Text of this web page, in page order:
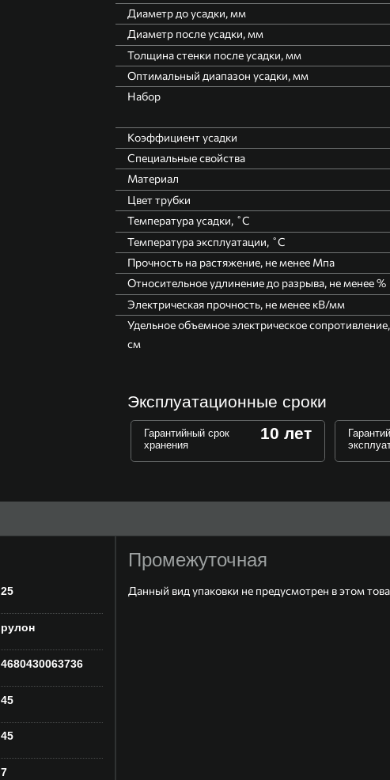
Диаметр до усадки, мм
Диаметр после усадки, мм
Толщина стенки после усадки, мм
Оптимальный диапазон усадки, мм
Набор
Коэффициент усадки
Специальные свойства
Материал
Цвет трубки
Температура усадки, ˚С
Температура эксплуатации, ˚С
Прочность на растяжение, не менее Мпа
Относительное удлинение до разрыва, не менее %
Электрическая прочность, не менее кВ/мм
Удельное объемное электрическое
см
Эксплуатационные сроки
Гарантийный срок
хранения
10 лет
25
рулон
4680430063736
45
45
7
Промежуточная
Данный вид упаковки не предусмотрен в этом